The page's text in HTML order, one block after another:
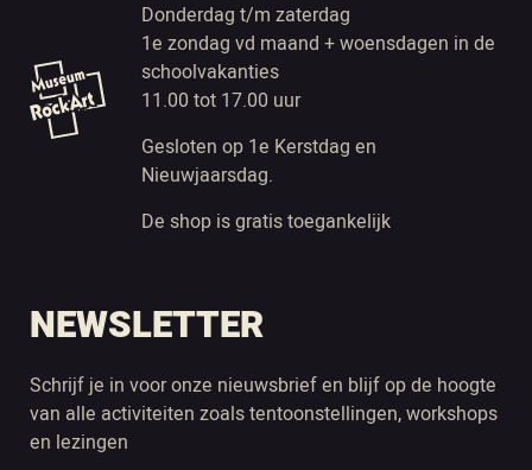
Donderdag t/m zaterdag
1e zondag vd maand + woensdagen in de
schoolvakanties
11.00 tot 17.00 uur
Gesloten op 1e Kerstdag en
Nieuwjaarsdag.
De shop is gratis toegankelijk
NEWSLETTER
Schrijf je in voor onze nieuwsbrief en blijf op de hoogte
van alle activiteiten zoals tentoonstellingen, workshops
en lezingen